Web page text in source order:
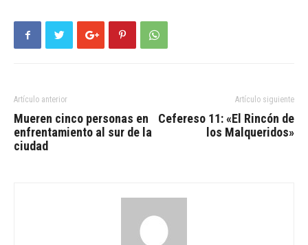
Artículo anterior
Mueren cinco personas en
enfrentamiento al sur de la
ciudad
Artículo siguiente
Cefereso 11: «El Rincón de
los Malqueridos»